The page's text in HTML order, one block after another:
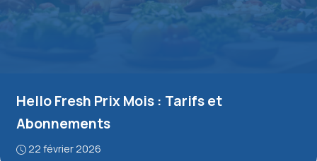
Hello Fresh Prix Mois : Tarifs et
Abonnements
22 février 2026